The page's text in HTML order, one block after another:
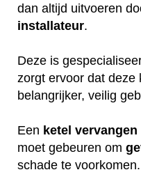
dan altijd uitvoeren
installateur.
Deze is
zorgt ervoor dat deze
belangrijker, veilig
Een ketel vervangen
moet gebeuren om
schade te voorkomen.